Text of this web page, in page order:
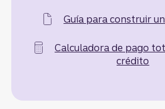
Guía para construir
Calculadora de pago
crédito